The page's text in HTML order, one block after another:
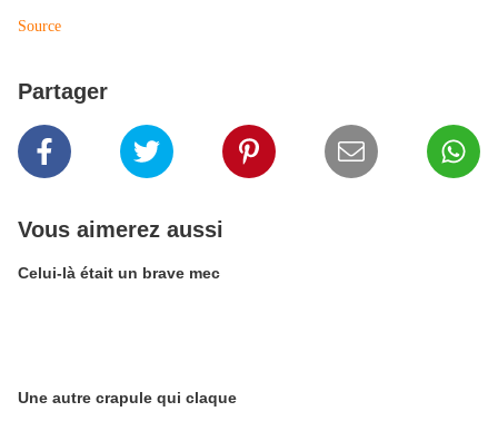
Source
Partager
Vous aimerez aussi
Celui-là était un brave mec
Une autre crapule qui claque